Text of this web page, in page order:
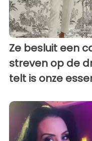
Ze besluit een
streven op de
telt is onze